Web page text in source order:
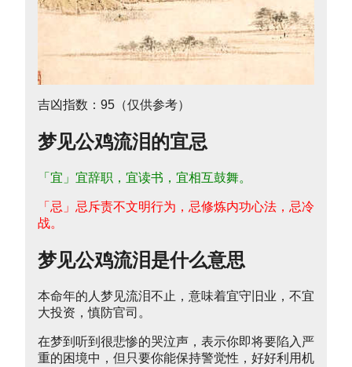
吉凶指数：95（仅供参考）
梦见公鸡流泪的宜忌
「宜」宜辞职，宜读书，宜相互鼓舞。
「忌」忌斥责不文明行为，忌修炼内功心法，忌冷
战。
梦见公鸡流泪是什么意思
本命年的人梦见流泪不止，意味着宜守旧业，不宜
大投资，慎防官司。
在梦到听到很悲惨的哭泣声，表示你即将要陷入严
重的困境中，但只要你能保持警觉性，好好利用机